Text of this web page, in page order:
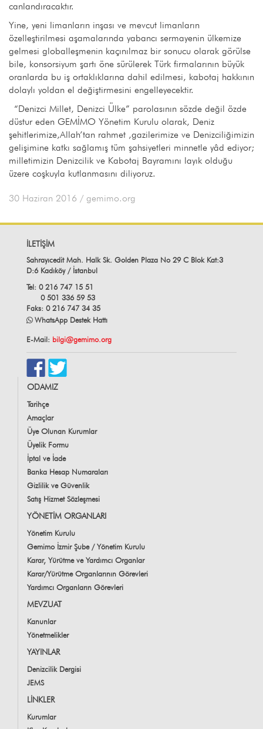
canlandıracaktır.
Yine, yeni limanların inşası ve mevcut limanların
özelleştirilmesi aşamalarında yabancı sermayenin ülkemize
gelmesi globalleşmenin kaçınılmaz bir sonucu olarak görülse
bile, konsorsiyum şartı öne sürülerek Türk firmalarının büyük
oranlarda bu iş ortaklıklarına dahil edilmesi, kabotaj hakkının
dolaylı yoldan el değiştirmesini engelleyecektir.
“Denizci Millet, Denizci Ülke” parolasının sözde değil özde
düstur eden GEMİMO Yönetim Kurulu olarak, Deniz
şehitlerimize,Allah’tan rahmet ,gazilerimize ve Denizciliğimizin
gelişimine katkı sağlamış tüm şahsiyetleri minnetle yâd ediyor;
milletimizin Denizcilik ve Kabotaj Bayramını layık olduğu
üzere coşkuyla kutlanmasını diliyoruz.
30 Haziran 2016 / gemimo.org
İLETİŞİM
Sahrayıcedit Mah. Halk Sk. Golden Plaza No 29 C Blok Kat:3
D:6 Kadıköy / İstanbul
Tel: 0 216 747 15 51
0 501 336 59 53
Faks: 0 216 747 34 35
WhatsApp Destek Hattı
E-Mail: bilgi@gemimo.org
ODAMIZ
Tarihçe
Amaçlar
Üye Olunan Kurumlar
Üyelik Formu
İptal ve İade
Banka Hesap Numaraları
Gizlilik ve Güvenlik
Satış Hizmet Sözleşmesi
YÖNETİM ORGANLARI
Yönetim Kurulu
Gemimo İzmir Şube / Yönetim Kurulu
Karar, Yürütme ve Yardımcı Organlar
Karar/Yürütme Organlarının Görevleri
Yardımcı Organların Görevleri
MEVZUAT
Kanunlar
Yönetmelikler
YAYINLAR
Denizcilik Dergisi
JEMS
LİNKLER
Kurumlar